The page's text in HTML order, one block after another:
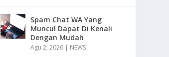
Spam Chat WA Yang
Muncul Dapat Di Kenali
Dengan Mudah
Agu 2, 2026 | NEWS